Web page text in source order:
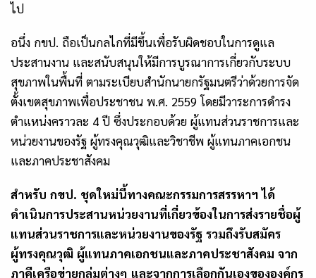
ไป
อนึ่ง กขป. ถือเป็นกลไกที่มีขึ้นเพื่อรับผิดชอบในการดูแล
ประสานงาน และสนับสนุนให้มีการบูรณาการเกี่ยวกับระบบ
สุขภาพในพื้นที่ ตามระเบียบสำนักนายกรัฐมนตรีว่าด้วยการจัด
ตั้งเขตสุขภาพเพื่อประชาชน พ.ศ. 2559โดยมีวาระการดำรง
ตำแหน่งคราวละ 4ปี ซึ่งประกอบด้วย ผู้แทนส่วนราชการและ
หน่วยงานของรัฐ ผู้ทรงคุณวุฒิและวิชาชีพ ผู้แทนภาคเอกชน
และภาคประชาสังคม
สำหรับ กขป. ชุดใหม่นี้ทางคณะกรรมการสรรหาฯ ได้
ดำเนินการประสานหน่วยงานที่เกี่ยวข้องในการส่งรายชื่อผู้
แทนส่วนราชการและหน่วยงานของรัฐ รวมถึงรับสมัคร
ผู้ทรงคุณวุฒิ ผู้แทนภาคเอกชนและภาคประชาสังคม จาก
ภาคีเครือข่ายกลุ่มต่างๆ และจากการเลือกกันเองขององค์กร